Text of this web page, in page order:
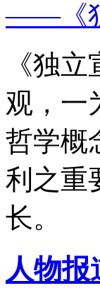
——《
《独
观，一
哲学概
利之重
长。
人物报